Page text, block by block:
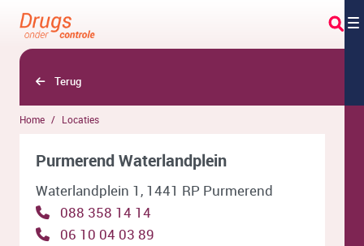
Overslaan en naar hoofdinhoud gaan
Terug
Home Locaties
Purmerend Waterlandplein
Waterlandplein 1, 1441 RP Purmerend
088 358 14 14
06 10 04 03 89